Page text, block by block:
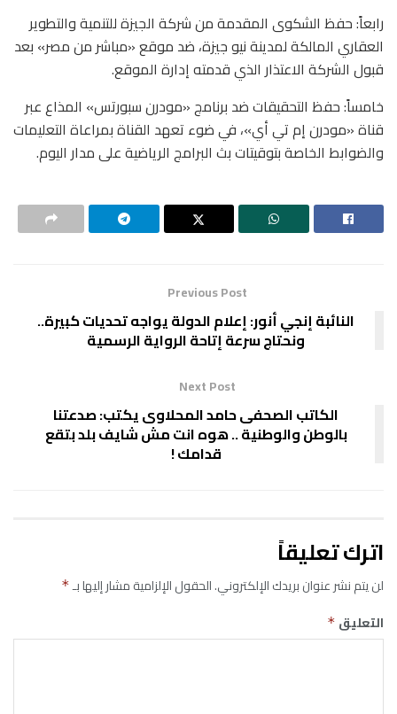
رابعاً: حفظ الشكوى المقدمة من شركة الجيزة للتنمية والتطوير
العقاري المالكة لمدينة نيو جيزة، ضد موقع «مباشر من مصر» بعد
قبول الشركة الاعتذار الذي قدمته إدارة الموقع.
خامساً: حفظ التحقيقات ضد برنامج «مودرن سبورتس» المذاع عبر
قناة «مودرن إم تي أي»، في ضوء تعهد القناة بمراعاة التعليمات
والضوابط الخاصة بتوقيتات بث البرامج الرياضية على مدار اليوم.
Previous Post
النائبة إنجي أنور: إعلام الدولة يواجه تحديات كبيرة..
ونحتاج سرعة إتاحة الرواية الرسمية
Next Post
الكاتب الصحفى حامد المحلاوى يكتب: صدعتنا
بالوطن والوطنية .. هوه انت مش شايف بلد بتقع
قدامك !
اترك تعليقاً
لن يتم نشر عنوان بريدك الإلكتروني.الحقول الإلزامية مشار إليها بـ*
التعليق *